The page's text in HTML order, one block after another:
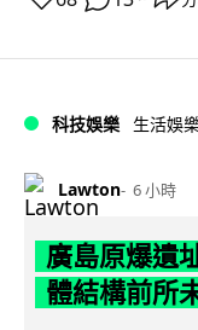
科技娛樂 生活娛
Lawton 6 小時
廣島原爆遺
體結構前所